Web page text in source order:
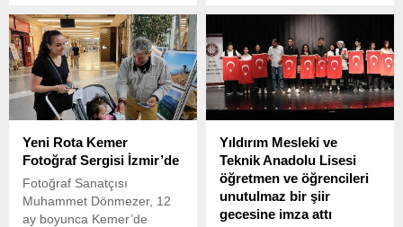
Burak Dakak, film sürecini
ve seti anlattı.
Yeni Rota Kemer
Fotoğraf Sergisi İzmir’de
Fotoğraf Sanatçısı
Muhammet Dönmezer, 12
ay boyunca Kemer’de
Yıldırım Mesleki ve
Teknik Anadolu Lisesi
öğretmen ve öğrencileri
unutulmaz bir şiir
gecesine imza attı